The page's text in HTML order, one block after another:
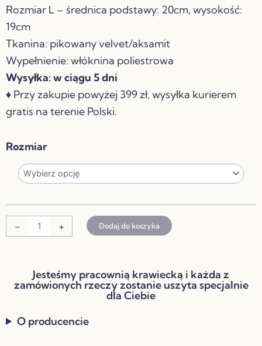
Rozmiar L – średnica podstawy: 20cm, wysokość:
19cm
Tkanina: pikowany velvet/aksamit
Wypełnienie: włóknina poliestrowa
Wysyłka: w ciągu 5 dni
♦ Przy zakupie powyżej 399 zł, wysyłka kurierem
gratis na terenie Polski.
Rozmiar
-
ilość
PIKOWANY
FALBANKĄ
AKSAMITNY
VELVET
NIEBIESKI
+ Dodaj do koszyka
Jesteśmy pracownią krawiecką i każda z
zamówionych rzeczy zostanie uszyta specjalnie
dla Ciebie
O producencie